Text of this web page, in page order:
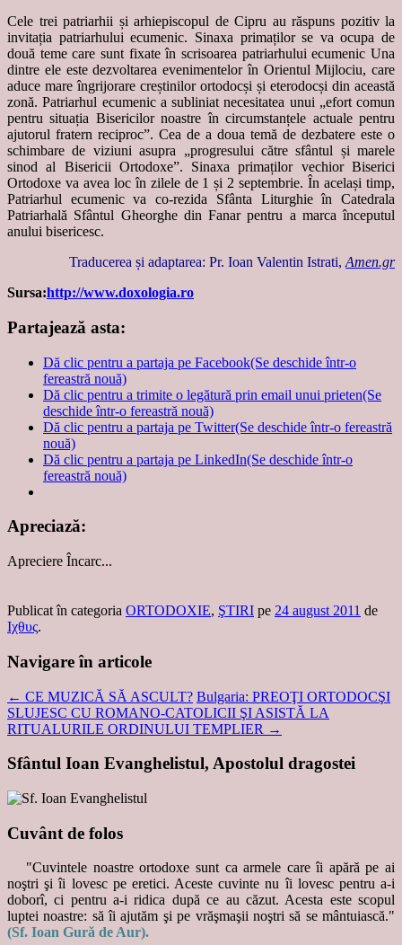
Cele trei patriarhii și arhiepiscopul de Cipru au răspuns pozitiv la
invitația patriarhului ecumenic. Sinaxa primaților se va ocupa de
două teme care sunt fixate în scrisoarea patriarhului ecumenic Una
dintre ele este dezvoltarea evenimentelor în Orientul Mijlociu, care
aduce mare îngrijorare creștinilor ortodocși și eterodocși din această
zonă. Patriarhul ecumenic a subliniat necesitatea unui „efort comun
pentru situația Bisericilor noastre în circumstanțele actuale pentru
ajutorul fratern reciproc”. Cea de a doua temă de dezbatere este o
schimbare de viziuni asupra „progresului către sfântul și marele
sinod al Bisericii Ortodoxe”. Sinaxa primaților vechior Biserici
Ortodoxe va avea loc în zilele de 1 și 2 septembrie. În același timp,
Patriarhul ecumenic va co-rezida Sfânta Liturghie în Catedrala
Patriarhală Sfântul Gheorghe din Fanar pentru a marca începutul
anului bisericesc.
Traducerea și adaptarea: Pr. Ioan Valentin Istrati, Amen.gr
Sursa:http://www.doxologia.ro
Partajează asta:
Dă clic pentru a partaja pe Facebook(Se deschide într-o
fereastră nouă)
Dă clic pentru a trimite o legătură prin email unui prieten(Se
deschide într-o fereastră nouă)
Dă clic pentru a partaja pe Twitter(Se deschide într-o fereastră
nouă)
Dă clic pentru a partaja pe LinkedIn(Se deschide într-o
fereastră nouă)
Apreciază:
Apreciere Încarc...
Publicat în categoria ORTODOXIE, ŞTIRI pe 24 august 2011 de
Ιχθυς.
Navigare în articole
← CE MUZICĂ SĂ ASCULT? Bulgaria: PREOŢI ORTODOCŞI
SLUJESC CU ROMANO-CATOLICII ŞI ASISTĂ LA
RITUALURILE ORDINULUI TEMPLIER →
Sfântul Ioan Evanghelistul, Apostolul dragostei
Cuvânt de folos
"Cuvintele noastre ortodoxe sunt ca armele care îi apără pe ai
noştri şi îi lovesc pe eretici. Aceste cuvinte nu îi lovesc pentru a-i
doborî, ci pentru a-i ridica după ce au căzut. Acesta este scopul
luptei noastre: să îi ajutăm şi pe vrăşmaşii noştri să se mântuiască."
(Sf. Ioan Gură de Aur).